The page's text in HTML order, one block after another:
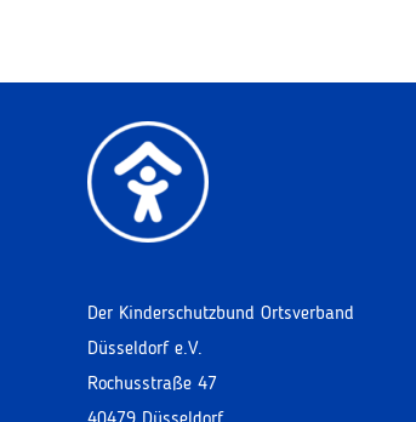
Der Kinderschutzbund Ortsverband
Düsseldorf e.V.
Rochusstraße 47